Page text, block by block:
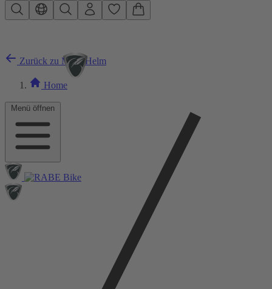
Zum Hauptinhalt springen
Menü öffnen
Zurück zu MTB Helm
Home